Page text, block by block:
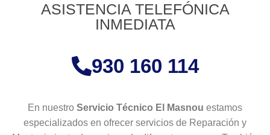
ASISTENCIA TELEFÓNICA
INMEDIATA
930 160 114
En nuestro Servicio Técnico El Masnou estamos
especializados en ofrecer servicios de Reparación y